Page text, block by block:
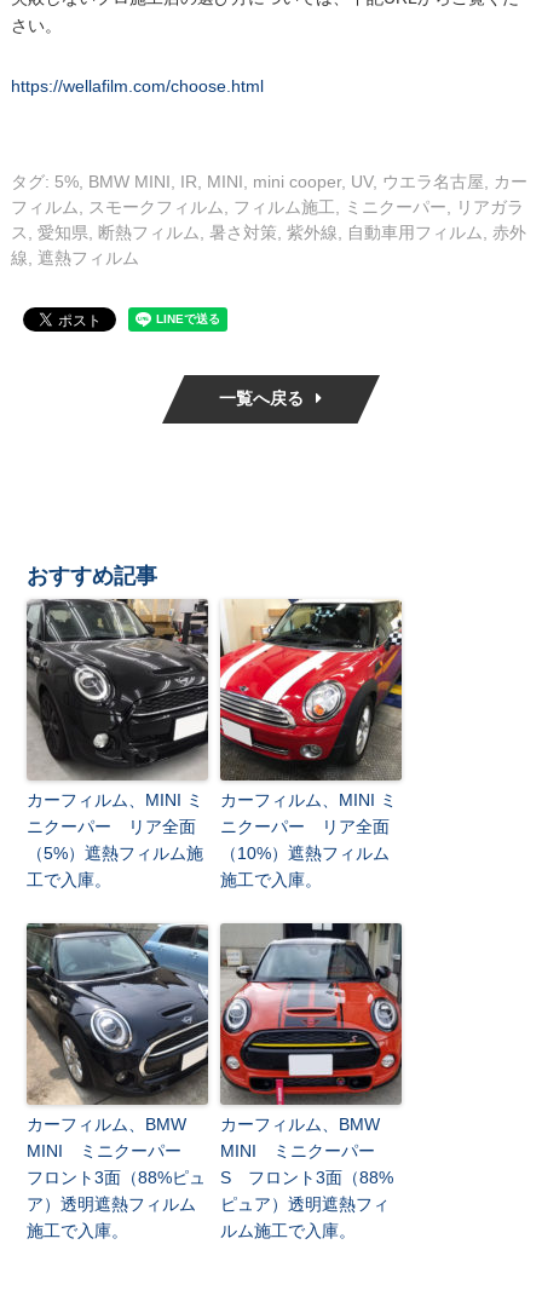
さい。
https://wellafilm.com/choose.html
タグ: 5%, BMW MINI , IR, MINI , mini cooper, UV, ウエラ名古屋, カー
フィルム, スモークフィルム, フィルム施工, ミニクーパー, リアガラ
ス , 愛知県, 断熱フィルム, 暑さ対策, 紫外線, 自動車用フィルム, 赤外
線, 遮熱フィルム
一覧へ戻る
おすすめ記事
カーフィルム、MINI ミ
ニクーパー リア全面
（5%）遮熱フィルム施
工で入庫。
カーフィルム、MINI ミ
ニクーパー リア全面
（10%）遮熱フィルム
施工で入庫。
カーフィルム、BMW
MINI ミニクーパー
フロント3面（88%ピュ
ア）透明遮熱フィルム
施工で入庫。
カーフィルム、BMW
MINI ミニクーパー
S フロント3面（88%
ピュア）透明遮熱フィ
ルム施工で入庫。